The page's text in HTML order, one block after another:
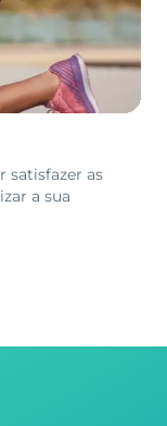
satisfazer as
a sua